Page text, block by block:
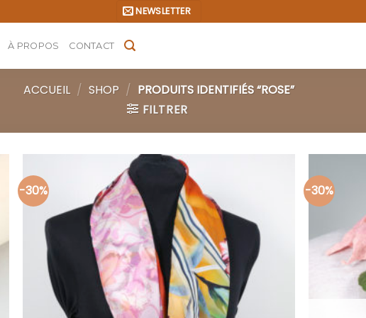
NEWSLETTER
À PROPOS CONTACT
ACCUEIL / SHOP / PRODUITS IDENTIFIÉS “ROSE”
FILTRER
-30% -30%